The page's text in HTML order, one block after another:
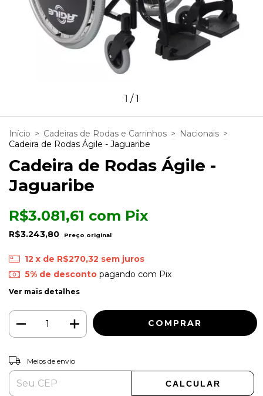
1 /1
Início > Cadeiras de Rodas e Carrinhos > Nacionais >
Cadeira de Rodas Ágile - Jaguaribe
Cadeira de Rodas Ágile -
Jaguaribe
R$3.243,80
R$3.081,61 com Pix
12 x de R$270,32 sem juros
5% de descontopagando com Pix
Ver mais detalhes
Entregas para o CEP:
Meios de envio
CALCULAR